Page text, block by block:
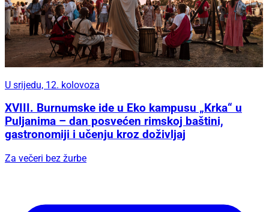
U srijedu, 12. kolovoza
XVIII. Burnumske ide u Eko kampusu „Krka“ u
Puljanima – dan posvećen rimskoj baštini,
gastronomiji i učenju kroz doživljaj
Za večeri bez žurbe